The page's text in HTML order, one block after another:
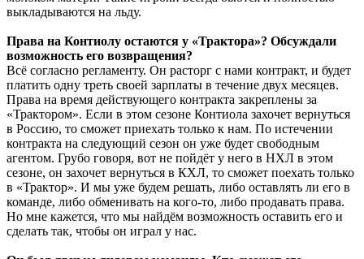
выкладываются на льду.
Права на Контиолу остаются у «Трактора»? Обсуждали
возможность его возвращения?
Всё согласно регламенту. Он расторг с нами контракт, и будет
платить одну треть своей зарплаты в течение двух месяцев.
Права на время действующего контракта закреплены за
«Трактором». Если в этом сезоне Контиола захочет вернуться
в Россию, то сможет приехать только к нам. По истечении
контракта на следующий сезон он уже будет свободным
агентом. Грубо говоря, вот не пойдёт у него в НХЛ в этом
сезоне, он захочет вернуться в КХЛ, то сможет поехать только
в «Трактор». И мы уже будем решать, либо оставлять ли его в
команде, либо обменивать на кого-то, либо продавать права.
Но мне кажется, что мы найдём возможность оставить его и
сделать так, чтобы он играл у нас.